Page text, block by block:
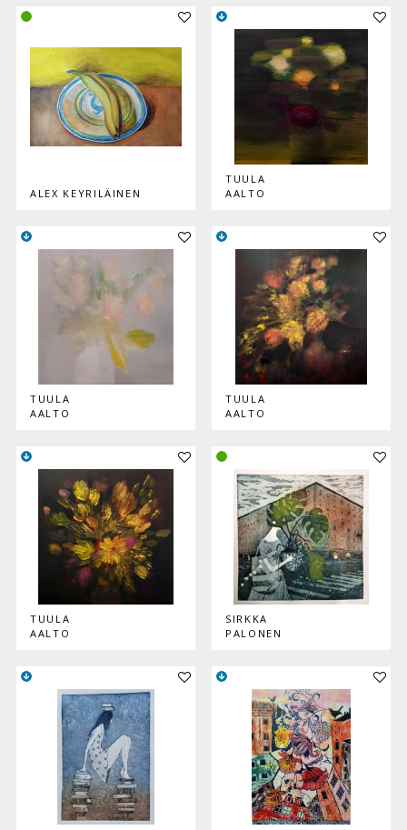
Lisää teos kokoelmaan
ALEX KEYRILÄINEN
Lisää
TUULA
AALTO
Lisää teos kokoelmaan
TUULA
AALTO
Lisää
TUULA
AALTO
Lisää teos kokoelmaan
TUULA
AALTO
Lisää
SIRKKA
PALONEN
Lisää teos kokoelmaan Lisää